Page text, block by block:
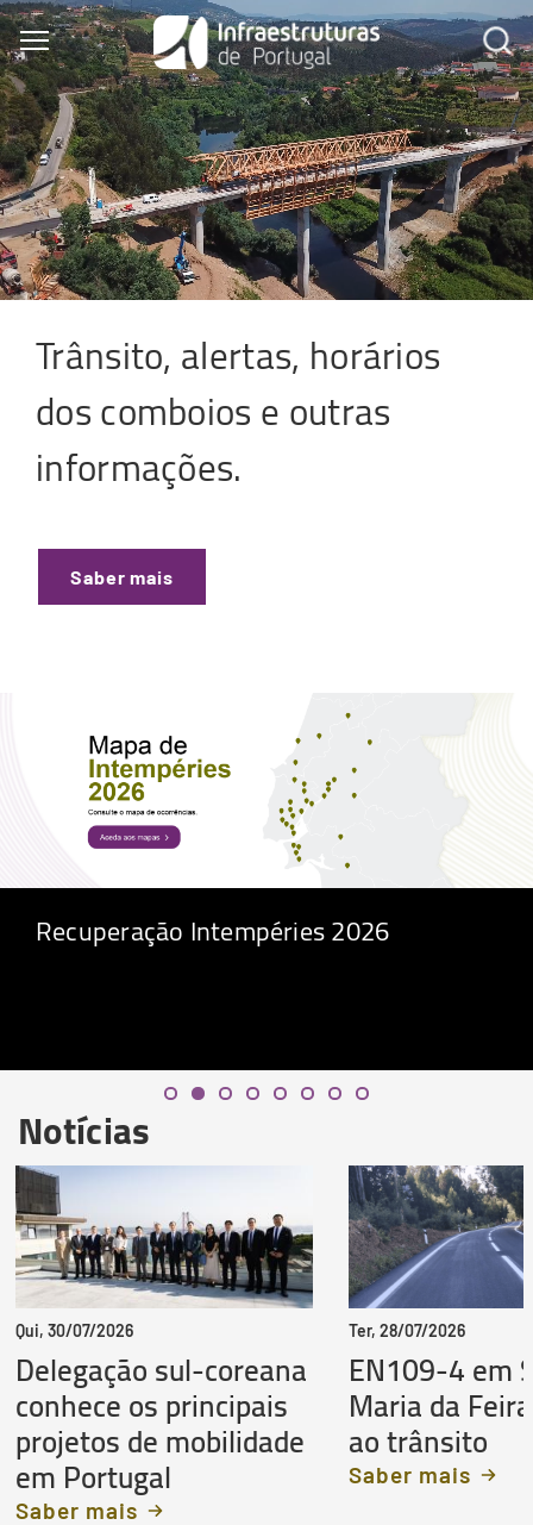
Skip
to
main
content
Toggle main menu visibility
Trânsito, alertas, horários
dos comboios e outras
informações.
Saber mais
Recuperação Intempéries 2026
Notícias
Qui, 30/07/2026
Delegação sul-coreana
conhece os principais
projetos de mobilidade
em Portugal
Saber mais
Ter, 28/07/2026
EN109-4 em
Maria da
ao trânsito
Saber mais